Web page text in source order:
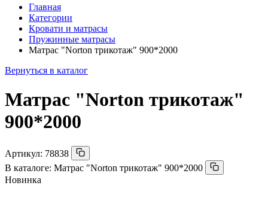
Главная
Категории
Кровати и матрасы
Пружинные матрасы
Матрас "Norton трикотаж" 900*2000
Вернуться в каталог
Матрас "Norton трикотаж"
900*2000
Артикул: 78838
В каталоге: Матрас "Norton трикотаж" 900*2000
Новинка